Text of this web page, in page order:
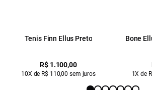
Tenis Finn Ellus Preto
R$ 1.100,00
10X de R$ 110,00 sem juros
Bone
1X de